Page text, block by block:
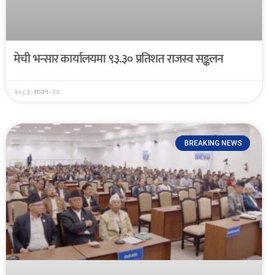
मेची भन्सार कार्यालयमा ९३.३० प्रतिशत राजस्व सङ्कलन
२०८३-साउन-२२
BREAKING NEWS